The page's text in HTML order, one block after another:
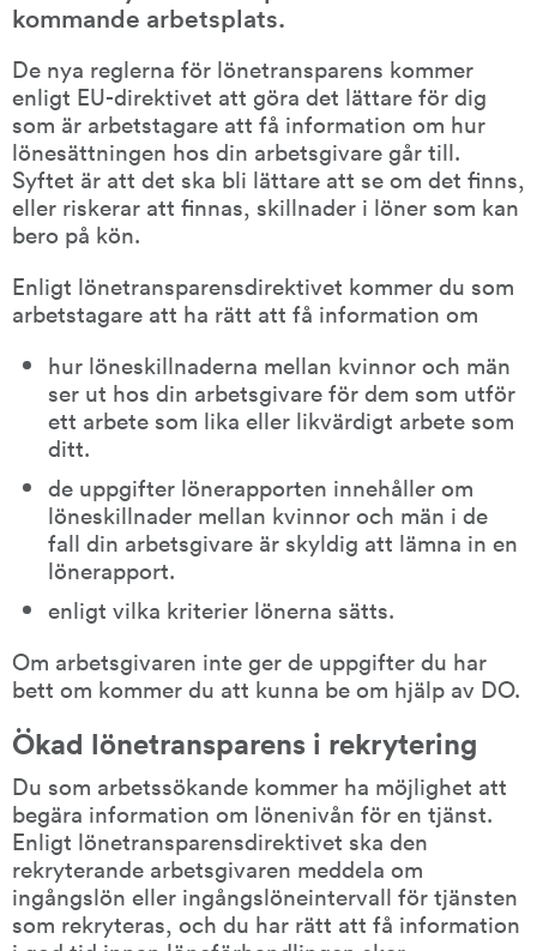
kommande arbetsplats.
De nya reglerna för lönetransparens kommer
enligt EU-direktivet att göra det lättare för dig
som är arbetstagare att få information om hur
lönesättningen hos din arbetsgivare går till.
Syftet är att det ska bli lättare att se om det finns,
eller riskerar att finnas, skillnader i löner som kan
bero på kön.
Enligt lönetransparensdirektivet kommer du som
arbetstagare att ha rätt att få information om
hur löneskillnaderna mellan kvinnor och män
ser ut hos din arbetsgivare för dem som utför
ett arbete som lika eller likvärdigt arbete som
ditt.
de uppgifter lönerapporten innehåller om
löneskillnader mellan kvinnor och män i de
fall din arbetsgivare är skyldig att lämna in en
lönerapport.
enligt vilka kriterier lönerna sätts.
Om arbetsgivaren inte ger de uppgifter du har
bett om kommer du att kunna be om hjälp av DO.
Ökad lönetransparens i rekrytering
Du som arbetssökande kommer ha möjlighet att
begära information om lönenivån för en tjänst.
Enligt lönetransparensdirektivet ska den
rekryterande arbetsgivaren meddela om
ingångslön eller ingångslöneintervall för tjänsten
som rekryteras, och du har rätt att få information